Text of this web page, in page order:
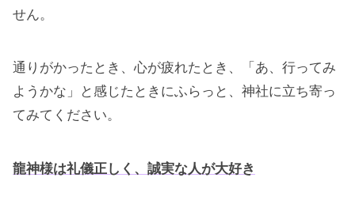
せん。
通りがかったとき、心が疲れたとき、「あ、行ってみ
ようかな」と感じたときにふらっと、神社に立ち寄っ
てみてください。
龍神様は礼儀正しく、誠実な人が大好き